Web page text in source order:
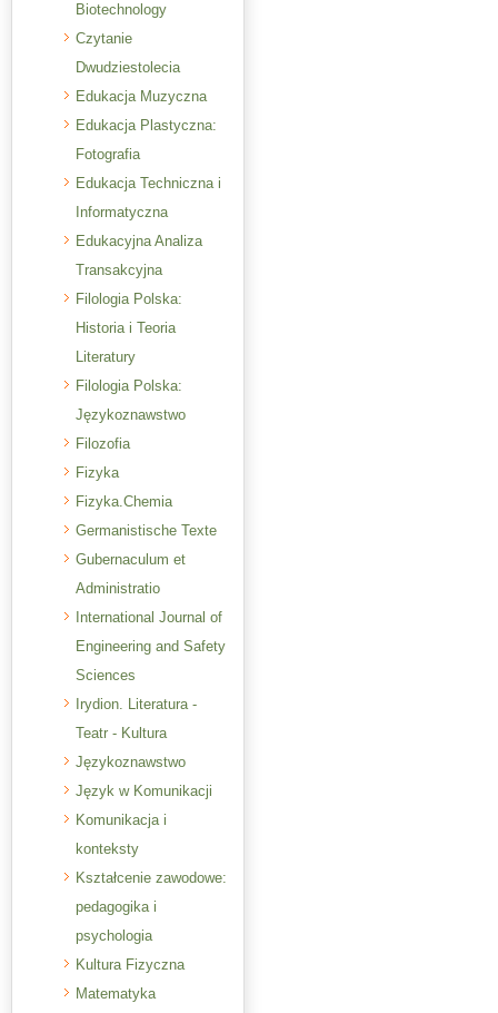
Biotechnology
Czytanie
Dwudziestolecia
Edukacja Muzyczna
Edukacja Plastyczna:
Fotografia
Edukacja Techniczna i
Informatyczna
Edukacyjna Analiza
Transakcyjna
Filologia Polska:
Historia i Teoria
Literatury
Filologia Polska:
Językoznawstwo
Filozofia
Fizyka
Fizyka.Chemia
Germanistische Texte
Gubernaculum et
Administratio
International Journal of
Engineering and Safety
Sciences
Irydion. Literatura -
Teatr - Kultura
Językoznawstwo
Język w Komunikacji
Komunikacja i
konteksty
Kształcenie zawodowe:
pedagogika i
psychologia
Kultura Fizyczna
Matematyka